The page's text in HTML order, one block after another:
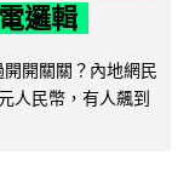
邏輯
開關關？內地網民
人民幣，有人飆到